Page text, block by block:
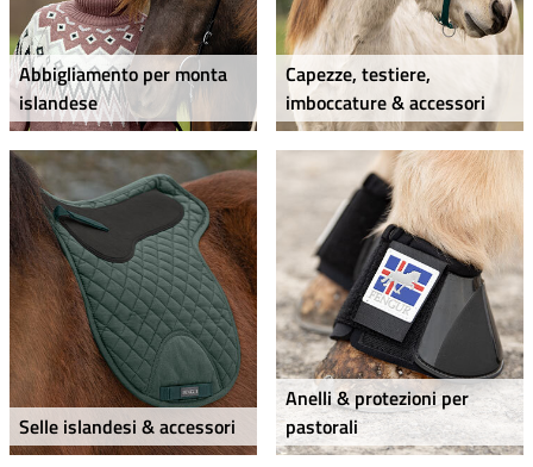
Abbigliamento per monta
islandese
Capezze, testiere,
imboccature & accessori
Selle islandesi & accessori
Anelli & protezioni per
pastorali